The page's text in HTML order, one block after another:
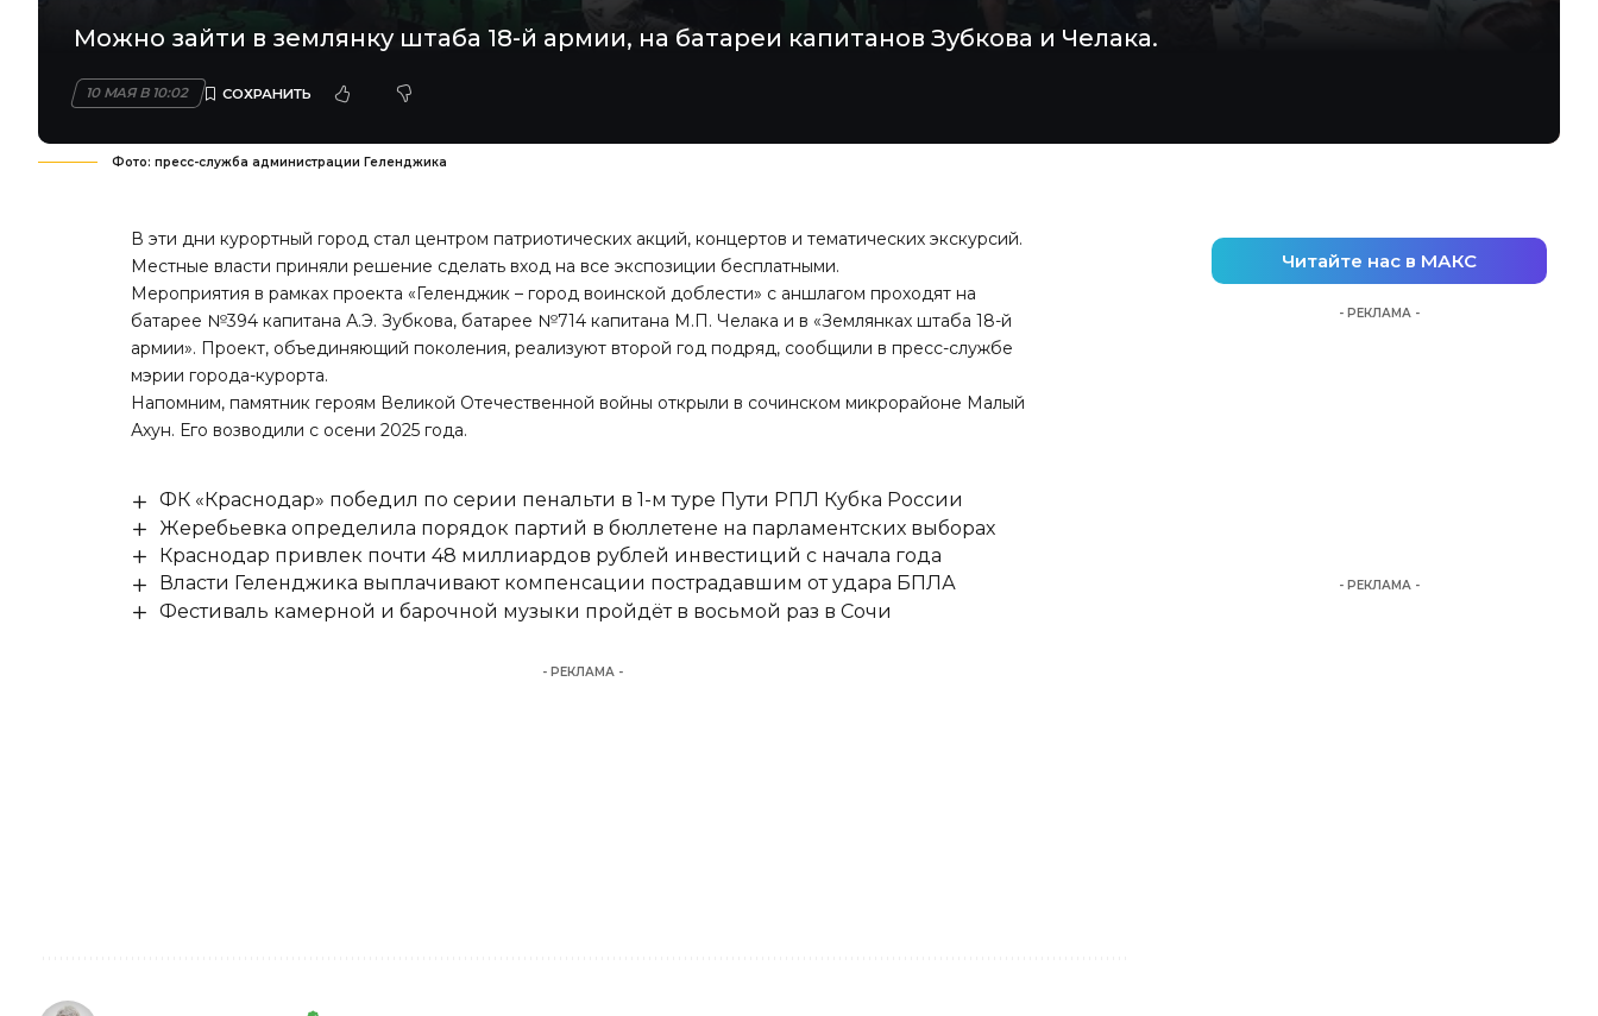
Можно зайти в землянку штаба 18-й армии, на батареи капитанов Зубкова и Челака.
10 МАЯ В 10:02
Фото: пресс-служба администрации Геленджика
В эти дни курортный город стал центром патриотических акций, концертов и тематических экскурсий.
Местные власти приняли решение сделать вход на все экспозиции бесплатными.
Мероприятия в рамках проекта «Геленджик – город воинской доблести» с аншлагом проходят на
батарее №394 капитана А.Э. Зубкова, батарее №714 капитана М.П. Челака и в «Землянках штаба 18-й
армии». Проект, объединяющий поколения, реализуют второй год подряд, сообщили в пресс-службе
мэрии города-курорта.
Напомним, памятник героям Великой Отечественной войны открыли в сочинском микрорайоне Малый
Ахун. Его возводили с осени 2025 года.
ФК «Краснодар» победил по серии пенальти в 1-м туре Пути РПЛ Кубка России
Жеребьевка определила порядок партий в бюллетене на парламентских выборах
Краснодар привлек почти 48 миллиардов рублей инвестиций с начала года
Власти Геленджика выплачивают компенсации пострадавшим от удара БПЛА
Фестиваль камерной и барочной музыки пройдёт в восьмой раз в Сочи
- РЕКЛАМА -
Читайте нас в МАКС
- РЕКЛАМА -
- РЕКЛАМА -